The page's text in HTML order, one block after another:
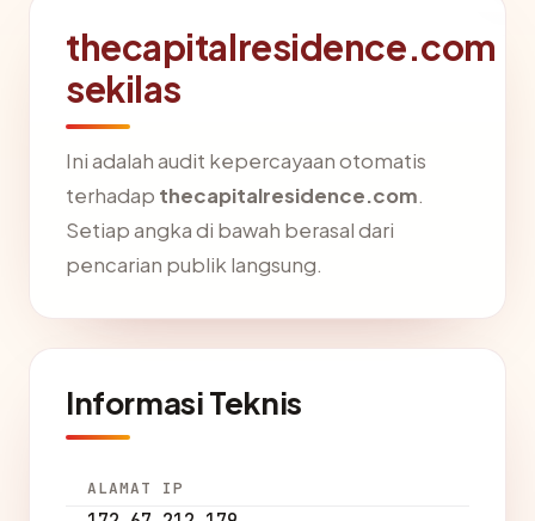
thecapitalresidence.com
sekilas
Ini adalah audit kepercayaan otomatis
terhadap thecapitalresidence.com.
Setiap angka di bawah berasal dari
pencarian publik langsung.
Informasi Teknis
ALAMAT IP